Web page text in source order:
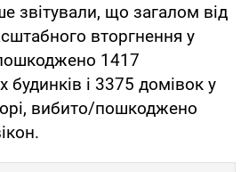
звітували, що загалом від
вторгнення у
1417
будинків і 3375 домівок у
вибито/пошкоджено